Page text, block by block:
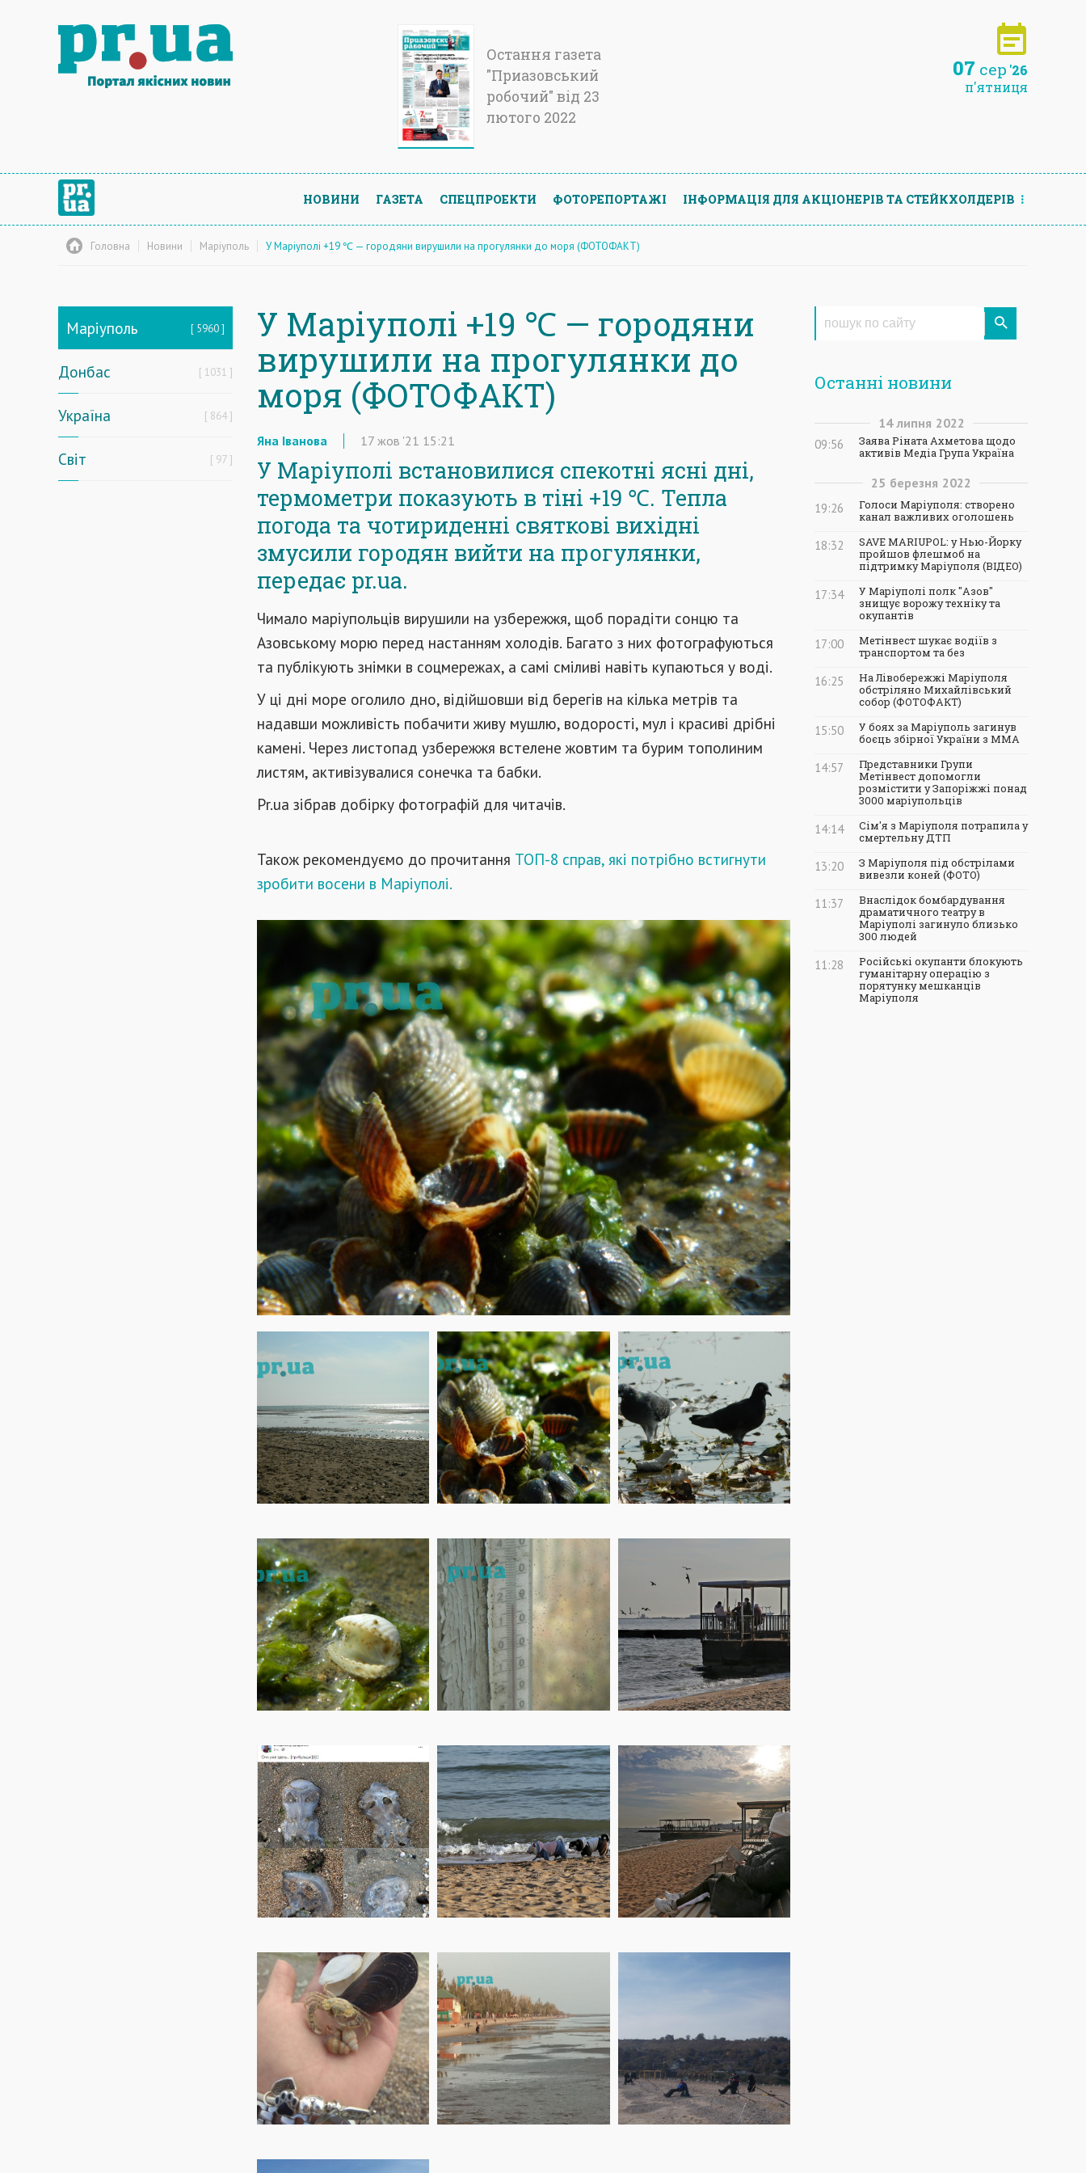
Остання газета
"Приазовський
робочий" від 23
лютого 2022
07 сер '26
п'ятниця
НОВИНИ ГАЗЕТА СПЕЦПРОЕКТИ ФОТОРЕПОРТАЖІ ІНФОРМАЦIЯ ДЛЯ АКЦIОНЕРIВ ТА СТЕЙКХОЛДЕРIВ
Головна Новини Маріуполь У Маріуполі +19 ℃ — городяни вирушили на прогулянки до моря (ФОТОФАКТ)
Маріуполь 5960
Донбас 1031
Україна 864
Світ 97
У Маріуполі +19 ℃ — городяни
вирушили на прогулянки до
моря (ФОТОФАКТ)
Яна Іванова 17 жов '21 15:21
У Маріуполі встановилися спекотні ясні дні,
термометри показують в тіні +19 ℃. Тепла
погода та чотириденні святкові вихідні
змусили городян вийти на прогулянки,
передає pr.ua.
Чимало маріупольців вирушили на узбережжя, щоб порадіти сонцю та
Азовському морю перед настанням холодів. Багато з них фотографуються
та публікують знімки в соцмережах, а самі сміливі навіть купаються у воді.
У ці дні море оголило дно, відійшовши від берегів на кілька метрів та
надавши можливість побачити живу мушлю, водорості, мул і красиві дрібні
камені. Через листопад узбережжя встелене жовтим та бурим тополиним
листям, активізувалися сонечка та бабки.
Рr.ua зібрав добірку фотографій для читачів.
Також рекомендуємо до прочитання ТОП-8 справ, які потрібно встигнути
зробити восени в Маріуполі.
Останні новини
14 липня 2022
09:56
Заява Ріната Ахметова щодо
активів Медіа Група Україна
25 березня 2022
19:26
Голоси Маріуполя: створено
канал важливих оголошень
18:32
SAVE MARIUPOL: у Нью-Йорку
пройшов флешмоб на
підтримку Маріуполя (ВІДЕО)
17:34
У Маріуполі полк "Азов"
знищує ворожу техніку та
окупантів
17:00
Метінвест шукає водіїв з
транспортом та без
16:25
На Лівобережжі Маріуполя
обстріляно Михайлівський
собор (ФОТОФАКТ)
15:50
У боях за Маріуполь загинув
боєць збірної України з ММА
14:57
Представники Групи
Метінвест допомогли
розмістити у Запоріжжі понад
3000 маріупольців
14:14
Сім'я з Маріуполя потрапила у
смертельну ДТП
13:20
З Маріуполя під обстрілами
вивезли коней (ФОТО)
11:37
Внаслідок бомбардування
драматичного театру в
Маріуполі загинуло близько
300 людей
11:28
Російські окупанти блокують
гуманітарну операцію з
порятунку мешканців
Маріуполя